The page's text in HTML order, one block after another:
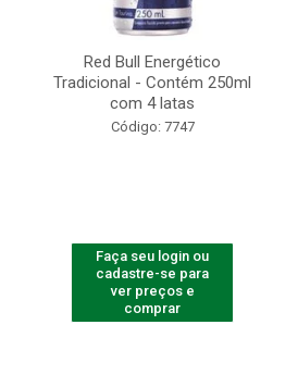
Red Bull Energético
Tradicional - Contém 250ml
com 4 latas
Código: 7747
Faça seu login ou
cadastre-se para
ver preços e
comprar